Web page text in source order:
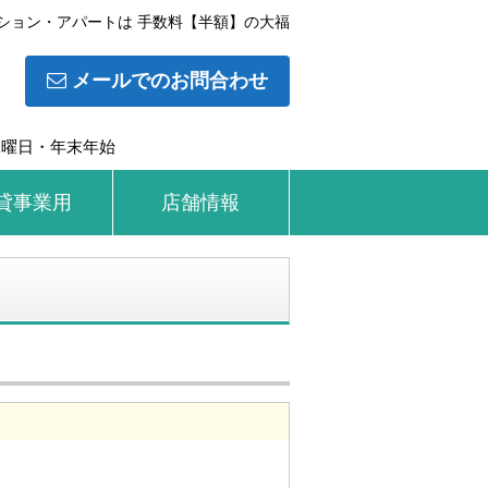
ョン・アパートは 手数料【半額】の大福
メールでのお問合わせ
日・年末年始
事業用 店舗情報